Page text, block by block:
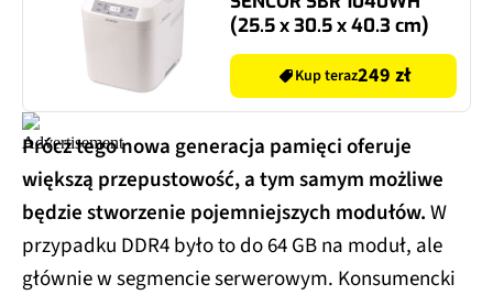
(25.5 x 30.5 x 40.3 cm)
Kup teraz249 zł
Prócz tego nowa generacja pamięci oferuje
większą przepustowość, a tym samym możliwe
będzie stworzenie pojemniejszych modułów.W
przypadku DDR4 było to do 64 GB na moduł, ale
głównie w segmencie serwerowym. Konsumencki